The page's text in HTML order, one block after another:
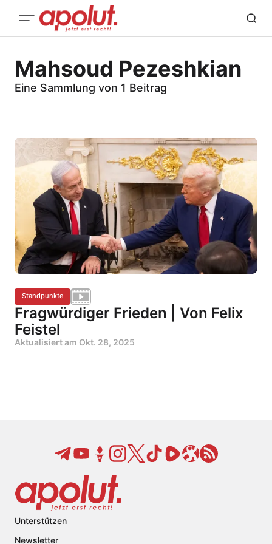
Mahsoud Pezeshkian
Eine Sammlung von 1 Beitrag
Standpunkte
Fragwürdiger Frieden | Von Felix
Feistel
Aktualisiert am Okt. 28, 2025
Unterstützen
Newsletter